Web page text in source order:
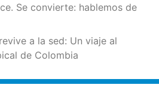
Se convierte: hablemos de
a la sed: Un viaje al
de Colombia